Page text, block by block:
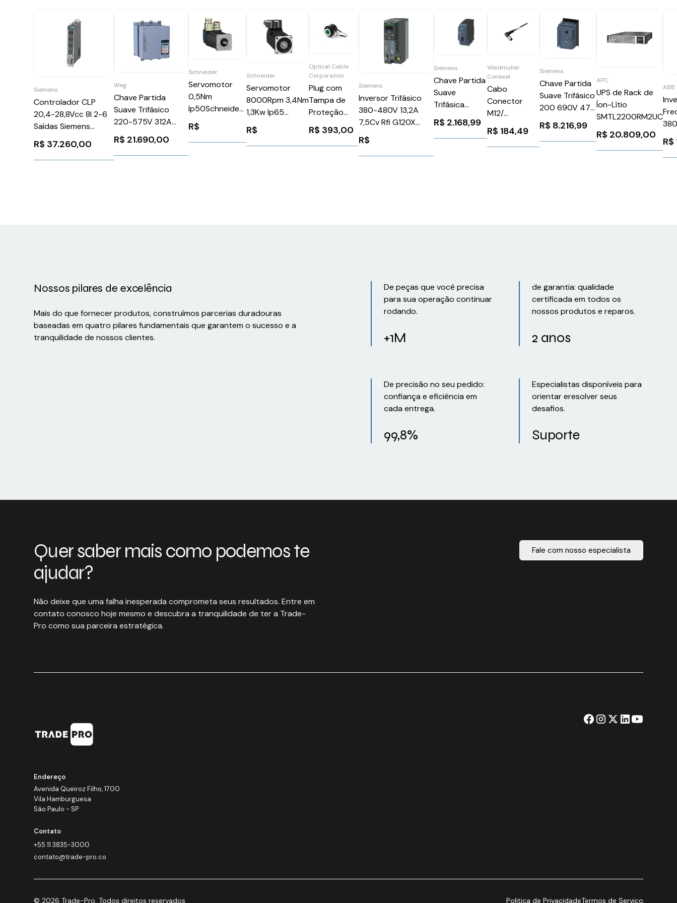
Siemens
Controlador CLP
20,4-28,8Vcc 8I 2-6
Saídas Siemens
6SL34202HX000AA0
R$ 37.260,00
Weg
Chave Partida
Suave Trifásico
220-575V 312A
110V
SSW900D0312T5E3
WEG Weg 13256762
R$ 21.690,00
Schneider
Servomotor
0,5Nm
Ip50Schneider
BSH0551T12A1A
R$
Schneider
Servomotor
8000Rpm 3,4Nm
1,3Kw Ip65
Schneider
BMH0703P31F2A
R$
Optical Cable
Corporation
Plug com
Tampa de
Proteção
RLRK121LC01A
R$ 393,00
Siemens
Inversor Trifásico
380-480V 13,2A
7,5Cv Rfi G120X
Siemens
6SL32203YE220AF0
R$
Siemens
Chave Partida
Suave
Trifásica
Motores
690V 4A
Siemens
R$ 2.168,99
Weidmuller
Conexel
Cabo
Conector
M12/
5Px22Awg 5M
Weidmuller
Conexel
R$ 184,49
Siemens
Chave Partida
Suave Trifásico
200 690V 47A
110 220V
3RW55241HA16
Siemens
R$ 8.216,99
APC
UPS de Rack de
Íon-Lítio
SMTL2200RM2UC
R$ 20.809,00
ABB
R$
Nossos pilares de excelência
Mais do que fornecer produtos, construímos parcerias duradouras
baseadas em quatro pilares fundamentais que garantem o sucesso e a
tranquilidade de nossos clientes.
De peças que você precisa
para sua operação continuar
rodando.
+1M
de garantia: qualidade
certificada em todos os
nossos produtos e reparos.
2 anos
De precisão no seu pedido:
confiança e eficiência em
cada entrega.
99,8%
Especialistas disponíveis para
orientar eresolver seus
desafios.
Suporte
Quer saber mais como podemos te
ajudar?
Não deixe que uma falha inesperada comprometa seus resultados. Entre em
contato conosco hoje mesmo e descubra a tranquilidade de ter a Trade-
Pro como sua parceira estratégica.
Fale com nosso especialista
Endereço
Avenida Queiroz Filho, 1700
Vila Hamburguesa
São Paulo - SP
Contato
+55 11 3835-3000
contato@trade-pro.co
© 2026 Trade-Pro. Todos direitos reservados Politica de PrivacidadeTermos de Serviço